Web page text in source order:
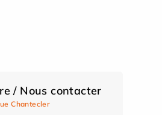
/ Nous contacter
Chantecler